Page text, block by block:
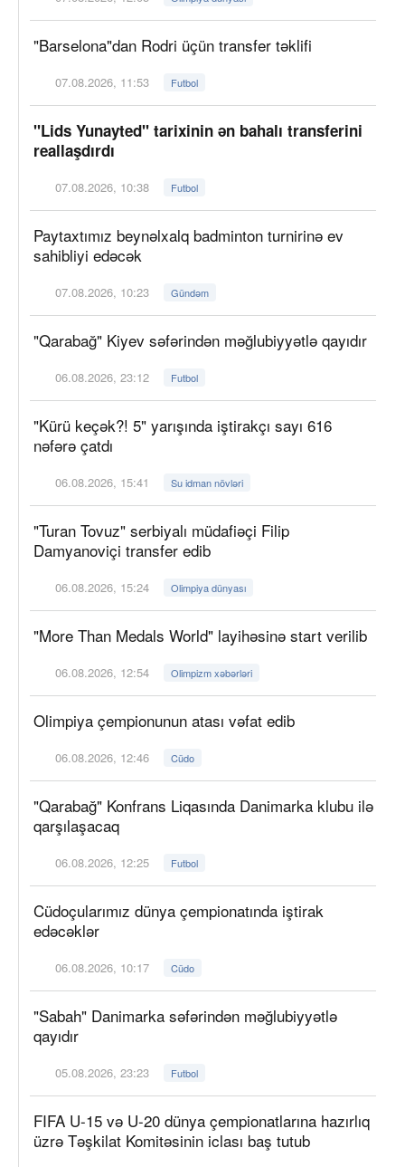
"Barselona"dan Rodri üçün transfer təklifi
07.08.2026, 11:53 Futbol
"Lids Yunayted" tarixinin ən bahalı transferini
reallaşdırdı
07.08.2026, 10:38 Futbol
Paytaxtımız beynəlxalq badminton turnirinə ev
sahibliyi edəcək
07.08.2026, 10:23 Gündəm
"Qarabağ" Kiyev səfərindən məğlubiyyətlə qayıdır
06.08.2026, 23:12 Futbol
"Kürü keçək?! 5" yarışında iştirakçı sayı 616
nəfərə çatdı
06.08.2026, 15:41 Su idman növləri
"Turan Tovuz" serbiyalı müdafiəçi Filip
Damyanoviçi transfer edib
06.08.2026, 15:24 Olimpiya dünyası
"More Than Medals World" layihəsinə start verilib
06.08.2026, 12:54 Olimpizm xəbərləri
Olimpiya çempionunun atası vəfat edib
06.08.2026, 12:46 Cüdo
"Qarabağ" Konfrans Liqasında Danimarka klubu ilə
qarşılaşacaq
06.08.2026, 12:25 Futbol
Cüdoçularımız dünya çempionatında iştirak
edəcəklər
06.08.2026, 10:17 Cüdo
"Sabah" Danimarka səfərindən məğlubiyyətlə
qayıdır
05.08.2026, 23:23 Futbol
FIFA U-15 və U-20 dünya çempionatlarına hazırlıq
üzrə Təşkilat Komitəsinin iclası baş tutub